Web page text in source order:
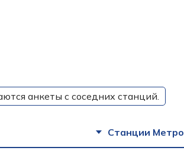
анкеты с соседних станций.
Станции Метро